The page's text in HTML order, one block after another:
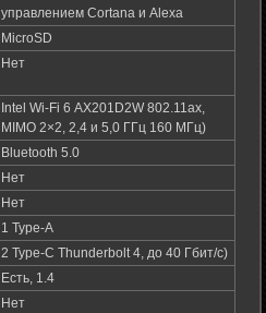
управлением Cortana и Alexa
MicroSD
Нет
Intel Wi-Fi 6 AX201D2W 802.11ax,
MIMO 2×2, 2,4 и 5,0 ГГц 160 МГц)
Bluetooth 5.0
Нет
Нет
1 Type-A
2 Type-C Thunderbolt 4, до 40 Гбит/с)
Есть, 1.4
Нет